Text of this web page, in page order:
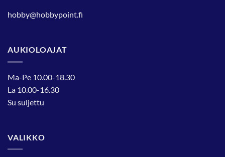
hobby@hobbypoint.fi
AUKIOLOAJAT
Ma-Pe 10.00-18.30
La 10.00-16.30
Su suljettu
VALIKKO